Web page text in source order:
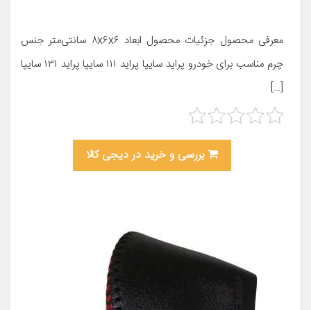
معرفی محصول جزئیات محصول ابعاد ۸x۶x۶ سانتی‌متر جنس
چرم مناسب برای خودرو پراید سایپا پراید ۱۱۱ سایپا پراید ۱۳۱ سایپا
[…]
بررسی و خرید در دیجی کالا